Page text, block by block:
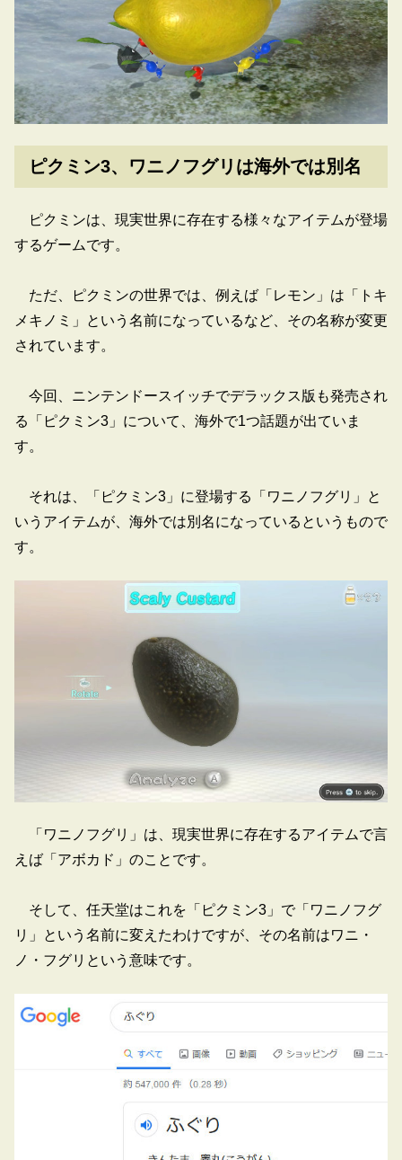
ピクミン3、ワニノフグリは海外では別名
ピクミンは、現実世界に存在する様々なアイテムが登場
するゲームです。
ただ、ピクミンの世界では、例えば「レモン」は「トキ
メキノミ」という名前になっているなど、その名称が変更
されています。
今回、ニンテンドースイッチでデラックス版も発売され
る「ピクミン3」について、海外で1つ話題が出ていま
す。
それは、「ピクミン3」に登場する「ワニノフグリ」と
いうアイテムが、海外では別名になっているというもので
す。
「ワニノフグリ」は、現実世界に存在するアイテムで言
えば「アボカド」のことです。
そして、任天堂はこれを「ピクミン3」で「ワニノフグ
リ」という名前に変えたわけですが、その名前はワニ・
ノ・フグリという意味です。